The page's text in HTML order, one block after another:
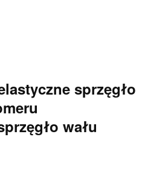
sprzęgło
wału